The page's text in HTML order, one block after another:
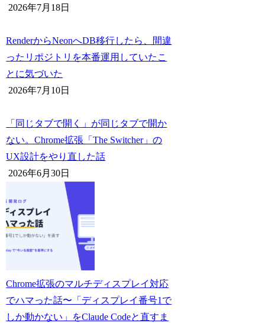
2026年7月18日
RenderからNeonへDB移行したら、間違
ったリポジトリを本番運用していたこ
とに気づいた
2026年7月10日
「同じタブで開く」が同じタブで開か
ない。Chrome拡張「The Switcher」の
UX設計をやり直した話
2026年6月30日
Chrome拡張のマルチディスプレイ対応
でハマった話〜「ディスプレイ番号1で
しか動かない」をClaude Codeと直すま